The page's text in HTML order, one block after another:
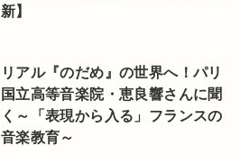
新】
リアル『のだめ』の世界へ！パリ
国立高等音楽院・恵良響さんに聞
く～「表現から入る」フランスの
音楽教育～